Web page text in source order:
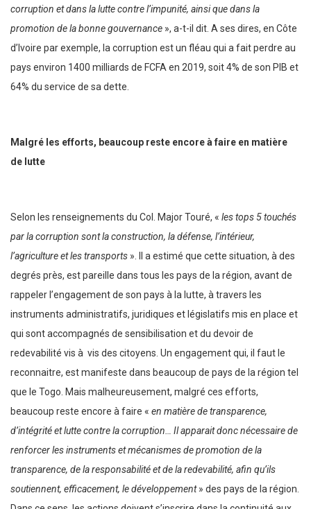
corruption et dans la lutte contre l’impunité, ainsi que dans la
promotion de la bonne gouvernance », a-t-il dit. A ses dires, en Côte
d’Ivoire par exemple, la corruption est un fléau qui a fait perdre au
pays environ 1400 milliards de FCFA en 2019, soit 4% de son PIB et
64% du service de sa dette.
Malgré les efforts, beaucoup reste encore à faire en matière
de lutte
Selon les renseignements du Col. Major Touré, « les tops 5 touchés
par la corruption sont la construction, la défense, l’intérieur,
l’agriculture et les transports ». Il a estimé que cette situation, à des
degrés près, est pareille dans tous les pays de la région, avant de
rappeler l’engagement de son pays à la lutte, à travers les
instruments administratifs, juridiques et législatifs mis en place et
qui sont accompagnés de sensibilisation et du devoir de
redevabilité vis à vis des citoyens. Un engagement qui, il faut le
reconnaitre, est manifeste dans beaucoup de pays de la région tel
que le Togo. Mais malheureusement, malgré ces efforts,
beaucoup reste encore à faire « en matière de transparence,
d’intégrité et lutte contre la corruption… Il apparait donc nécessaire de
renforcer les instruments et mécanismes de promotion de la
transparence, de la responsabilité et de la redevabilité, afin qu’ils
soutiennent, efficacement, le développement» des pays de la région.